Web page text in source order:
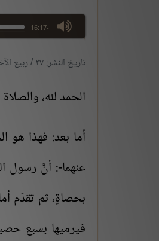
-16:17
تاريخ النشر: ٢٧ / ربيع الآخر / ١٤٣٦
الحمد لله،
أما بعد: فهذا هو
عنهما-: أنَّ رسول
بحصاةٍ، ثم تقدّم
فيرميها بسبع